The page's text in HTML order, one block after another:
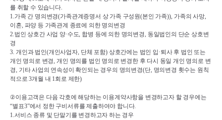
를 취할 수 있습니다.
1.가족 간 명의변경(가족관계증명서 상 가족 구성원(본인 가족)), 가족의 사망
이혼, 파양 등 가족관계 종료에 의한 명의변경
2.법인 상호간 사업 양·수도, 합병 등에 의한 명의변경, 동일법인의 단순 상호변
경
3. 개인과 법인(개인사업자, 단체 포함) 상호간에는 법인 입 ·퇴사 후 법인 또는
개인 명의로 변경, 개인 명의를 법인 명의로 변경한 후 다시 동일 개인 명의로 변
경, 기타 사업의 연속성이 확인되는 경우의 명의변경(단, 명의변경 횟수는 원칙
적으로 3개월 내 1회로 제한)
②
“별표3”에서 정한 구비서류를 제출하여야 합니다.
1.서비스 종류 및 단말기를 변경하고자 하는 경우